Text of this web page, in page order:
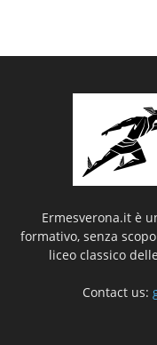
Ermesverona.it è
formativo, senza
liceo classico
Contact us: